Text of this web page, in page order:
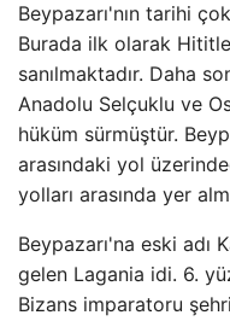
Beypazarı'nın tarihi
Burada ilk olarak
sanılmaktadır. Daha
Anadolu Selçuklu ve
hüküm sürmüştür.
arasındaki yol
yolları arasında yer
Beypazarı'na eski adı
gelen Lagania idi. 6.
Bizans imparatoru